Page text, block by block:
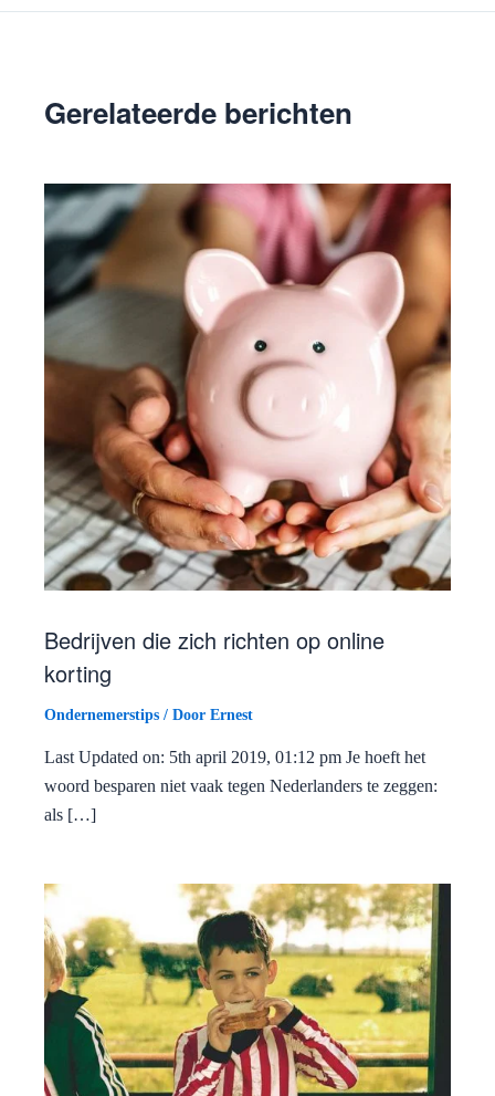
Gerelateerde berichten
Bedrijven die zich richten op online
korting
Ondernemerstips / Door Ernest
Last Updated on: 5th april 2019, 01:12 pm Je hoeft het
woord besparen niet vaak tegen Nederlanders te zeggen:
als […]